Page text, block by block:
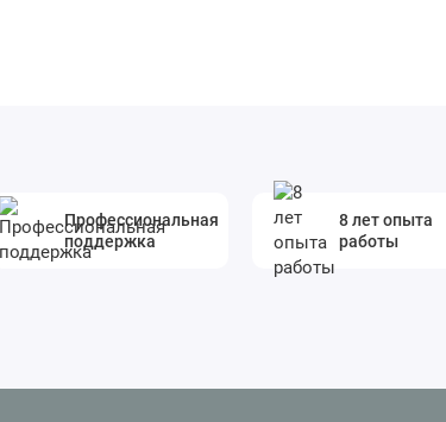
Профессиональная
поддержка
8 лет опыта
работы